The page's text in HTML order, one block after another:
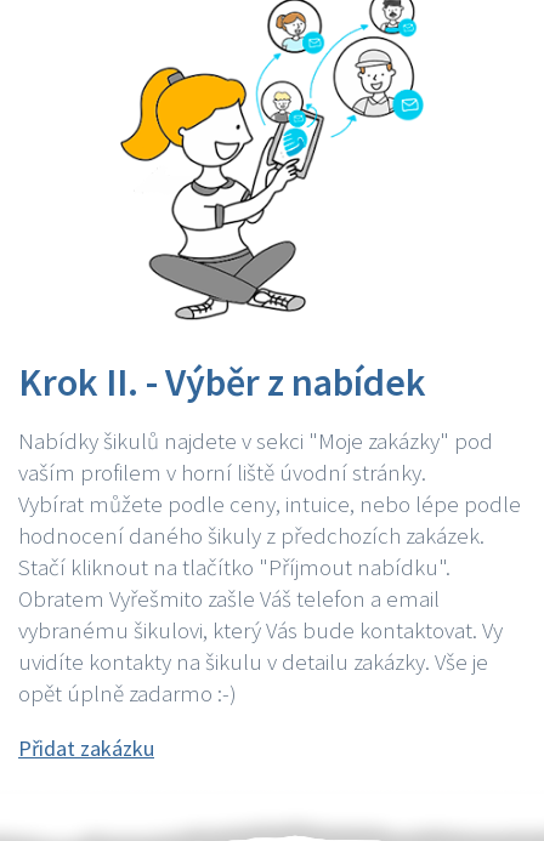
Krok II. - Výběr z nabídek
Nabídky šikulů najdete v sekci "Moje zakázky" pod
vaším profilem v horní liště úvodní stránky.
Vybírat můžete podle ceny, intuice, nebo lépe podle
hodnocení daného šikuly z předchozích zakázek.
Stačí kliknout na tlačítko "Příjmout nabídku".
Obratem Vyřešmito zašle Váš telefon a email
vybranému šikulovi, který Vás bude kontaktovat. Vy
uvidíte kontakty na šikulu v detailu zakázky. Vše je
opět úplně zadarmo :-)
Přidat zakázku